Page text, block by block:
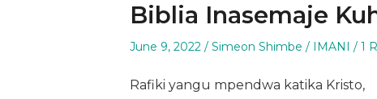
Biblia Inasemaje
Posted
June 9, 2022 Author
Simeon Shimbe
Posted
IMANI 1
Rafiki yangu mpendwa katika Kristo,